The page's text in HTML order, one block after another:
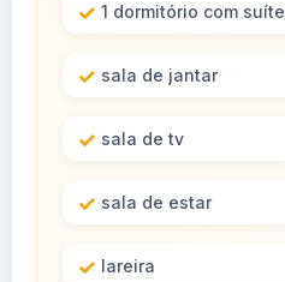
1 dormitório com suíte
sala de jantar
sala de tv
sala de estar
lareira